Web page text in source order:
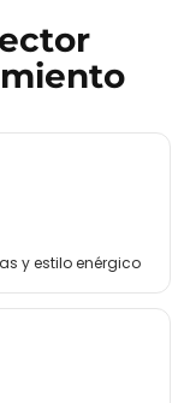
y estilo enérgico